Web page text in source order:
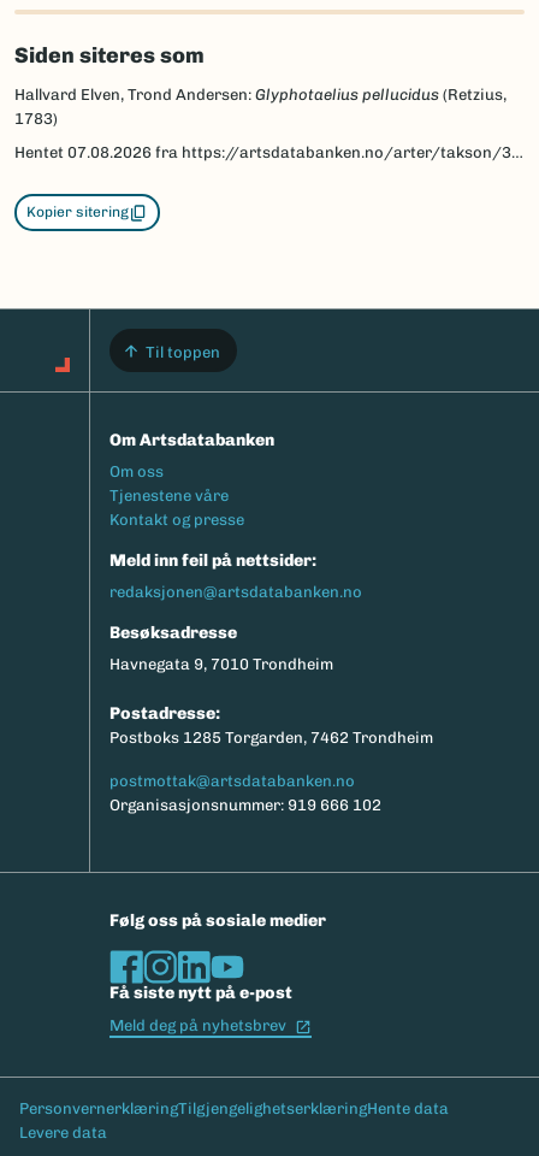
Siden siteres som
Hallvard Elven, Trond Andersen: Glyphotaelius pellucidus (Retzius,
1783)
Hentet 07.08.2026 fra https://artsdatabanken.no/arter/takson/32840/beskrivelse
Kopier sitering
Til toppen
Om Artsdatabanken
Footermeny
Om oss
Tjenestene våre
Kontakt og presse
Meld inn feil på nettsider:
redaksjonen@artsdatabanken.no
Besøksadresse
Havnegata 9, 7010 Trondheim
Postadresse:
Postboks 1285 Torgarden, 7462 Trondheim
postmottak@artsdatabanken.no
Organisasjonsnummer: 919 666 102
Følg oss på sosiale medier
Få siste nytt på e-post
Meld deg på nyhetsbrev
Bunntekst
PersonvernerklæringTilgjengelighetserklæringHente data
Levere data